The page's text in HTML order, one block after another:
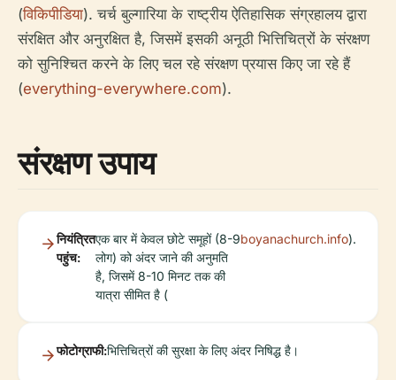
(विकिपीडिया). चर्च बुल्गारिया के राष्ट्रीय ऐतिहासिक संग्रहालय द्वारा
संरक्षित और अनुरक्षित है, जिसमें इसकी अनूठी भित्तिचित्रों के संरक्षण
को सुनिश्चित करने के लिए चल रहे संरक्षण प्रयास किए जा रहे हैं
(everything-everywhere.com).
संरक्षण उपाय
नियंत्रित
पहुंच:
एक बार में केवल छोटे समूहों (8-9
लोग) को अंदर जाने की अनुमति
है, जिसमें 8-10 मिनट तक की
यात्रा सीमित है (
boyanachurch.info).
फोटोग्राफी:भित्तिचित्रों की सुरक्षा के लिए अंदर निषिद्ध है।